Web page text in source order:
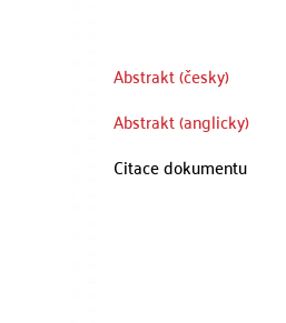
Abstrakt (česky)
Abstrakt (anglicky)
Citace dokumentu